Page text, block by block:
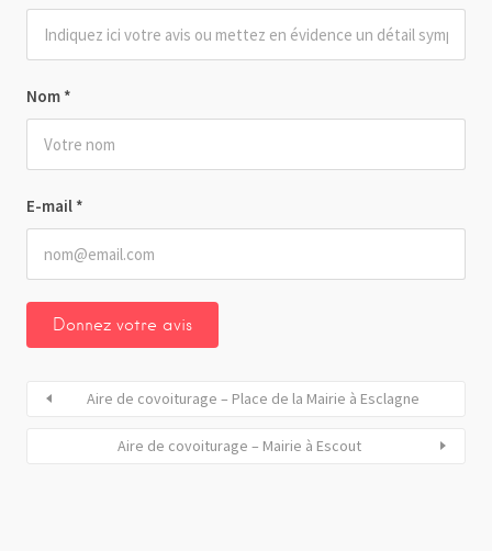
Nom *
E-mail *
Aire de covoiturage – Place de la Mairie à Esclagne
Aire de covoiturage – Mairie à Escout